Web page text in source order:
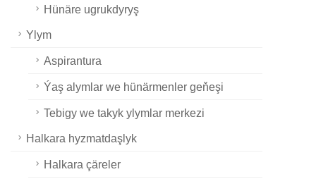
Hünäre ugrukdyryş
Ylym
Aspirantura
Ýaş alymlar we hünärmenler geňeşi
Tebigy we takyk ylymlar merkezi
Halkara hyzmatdaşlyk
Halkara çäreler